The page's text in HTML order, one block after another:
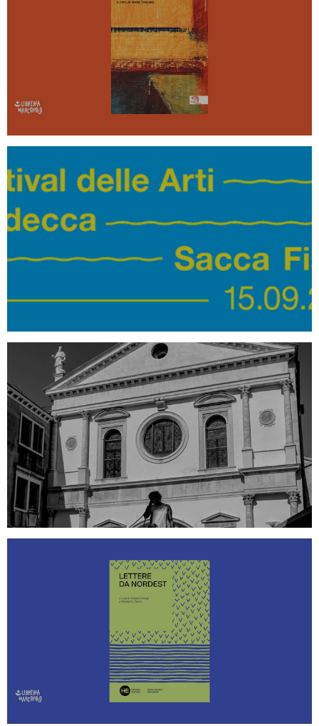
ANNA TOSCANO ALLA LIBRERIA
MARCOPOLO - SABATO 28
SETTEMBRE ALLE 20
LIBRERIA MARCOPOLO AL FESTIVAL
DELLE ARTI GIUDECCA E SACCA
FISOLA 2019
CORSO BASE DI FOTOGRAFIA - INIZIO
LUNEDÌ 28 OTTOBRE ORE 20.30
LETTERE DA NORDEST ALLA LIBRERIA
MARCOPOLO - GIUDECCA -
DOMENICA 15 SETTEMBRE ALLE
18.30